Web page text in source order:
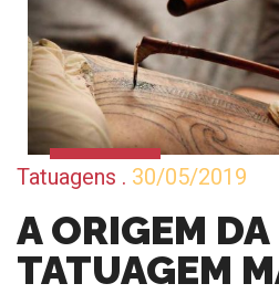
Tatuagens . 30/05/2019
A ORIGEM DA
TATUAGEM